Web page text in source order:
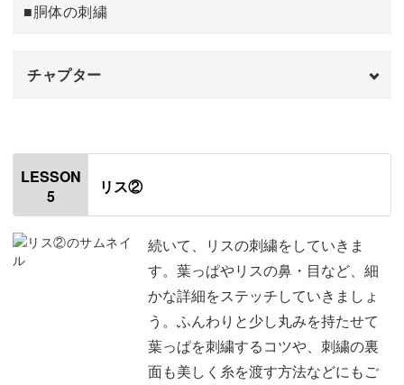
■胴体の刺繍
チャプター
はじめに
使用材料・道具
刺繍をする手順 02:47
木の幹の刺繍をする 03:27
木の枝の刺繍をする 10:25
しっぽの刺繍をする 13:07
LESSON
5
リス②
続いて、リスの刺繍をしていきま
す。葉っぱやリスの鼻・目など、細
かな詳細をステッチしていきましょ
う。ふんわりと少し丸みを持たせて
葉っぱを刺繍するコツや、刺繍の裏
面も美しく糸を渡す方法などにもご